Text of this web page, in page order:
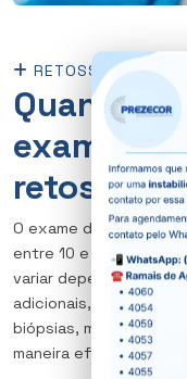
Quanto
exame de
O exame de
entre 10 e 20
variar dependendo da
adicionais, como a
biópsias, mas, em
maneira eficiente.